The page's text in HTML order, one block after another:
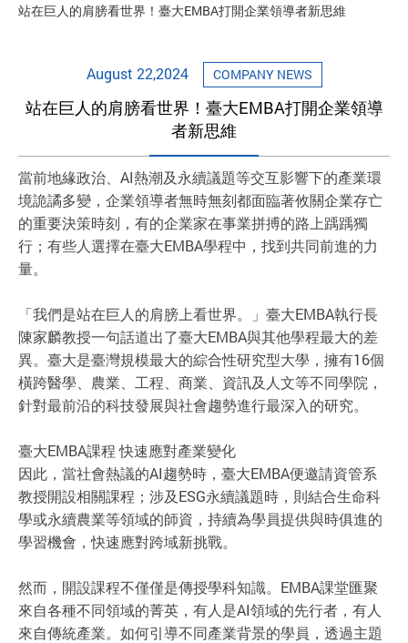
站在巨人的肩膀看世界！臺大EMBA打開企業領導者新思維
August 22,2024 COMPANY NEWS
站在巨人的肩膀看世界！臺大EMBA打開企業領導
者新思維
當前地緣政治、AI熱潮及永續議題等交互影響下的產業環
境詭譎多變，企業領導者無時無刻都面臨著攸關企業存亡
的重要決策時刻，有的企業家在事業拼搏的路上踽踽獨
行；有些人選擇在臺大EMBA學程中，找到共同前進的力
量。
「我們是站在巨人的肩膀上看世界。」臺大EMBA執行長
陳家麟教授一句話道出了臺大EMBA與其他學程最大的差
異。臺大是臺灣規模最大的綜合性研究型大學，擁有16個
橫跨醫學、農業、工程、商業、資訊及人文等不同學院，
針對最前沿的科技發展與社會趨勢進行最深入的研究。
臺大EMBA課程 快速應對產業變化
因此，當社會熱議的AI趨勢時，臺大EMBA便邀請資管系
教授開設相關課程；涉及ESG永續議題時，則結合生命科
學或永續農業等領域的師資，持續為學員提供與時俱進的
學習機會，快速應對跨域新挑戰。
然而，開設課程不僅僅是傳授學科知識。EMBA課堂匯聚
來自各種不同領域的菁英，有人是AI領域的先行者，有人
來自傳統產業。如何引導不同產業背景的學員，透過主題